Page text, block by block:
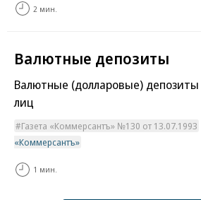
2 мин.
Валютные депозиты
Валютные (долларовые)
лиц
Газета «Коммерсантъ» №130 от 13.07.1993
«Коммерсантъ»
1 мин.